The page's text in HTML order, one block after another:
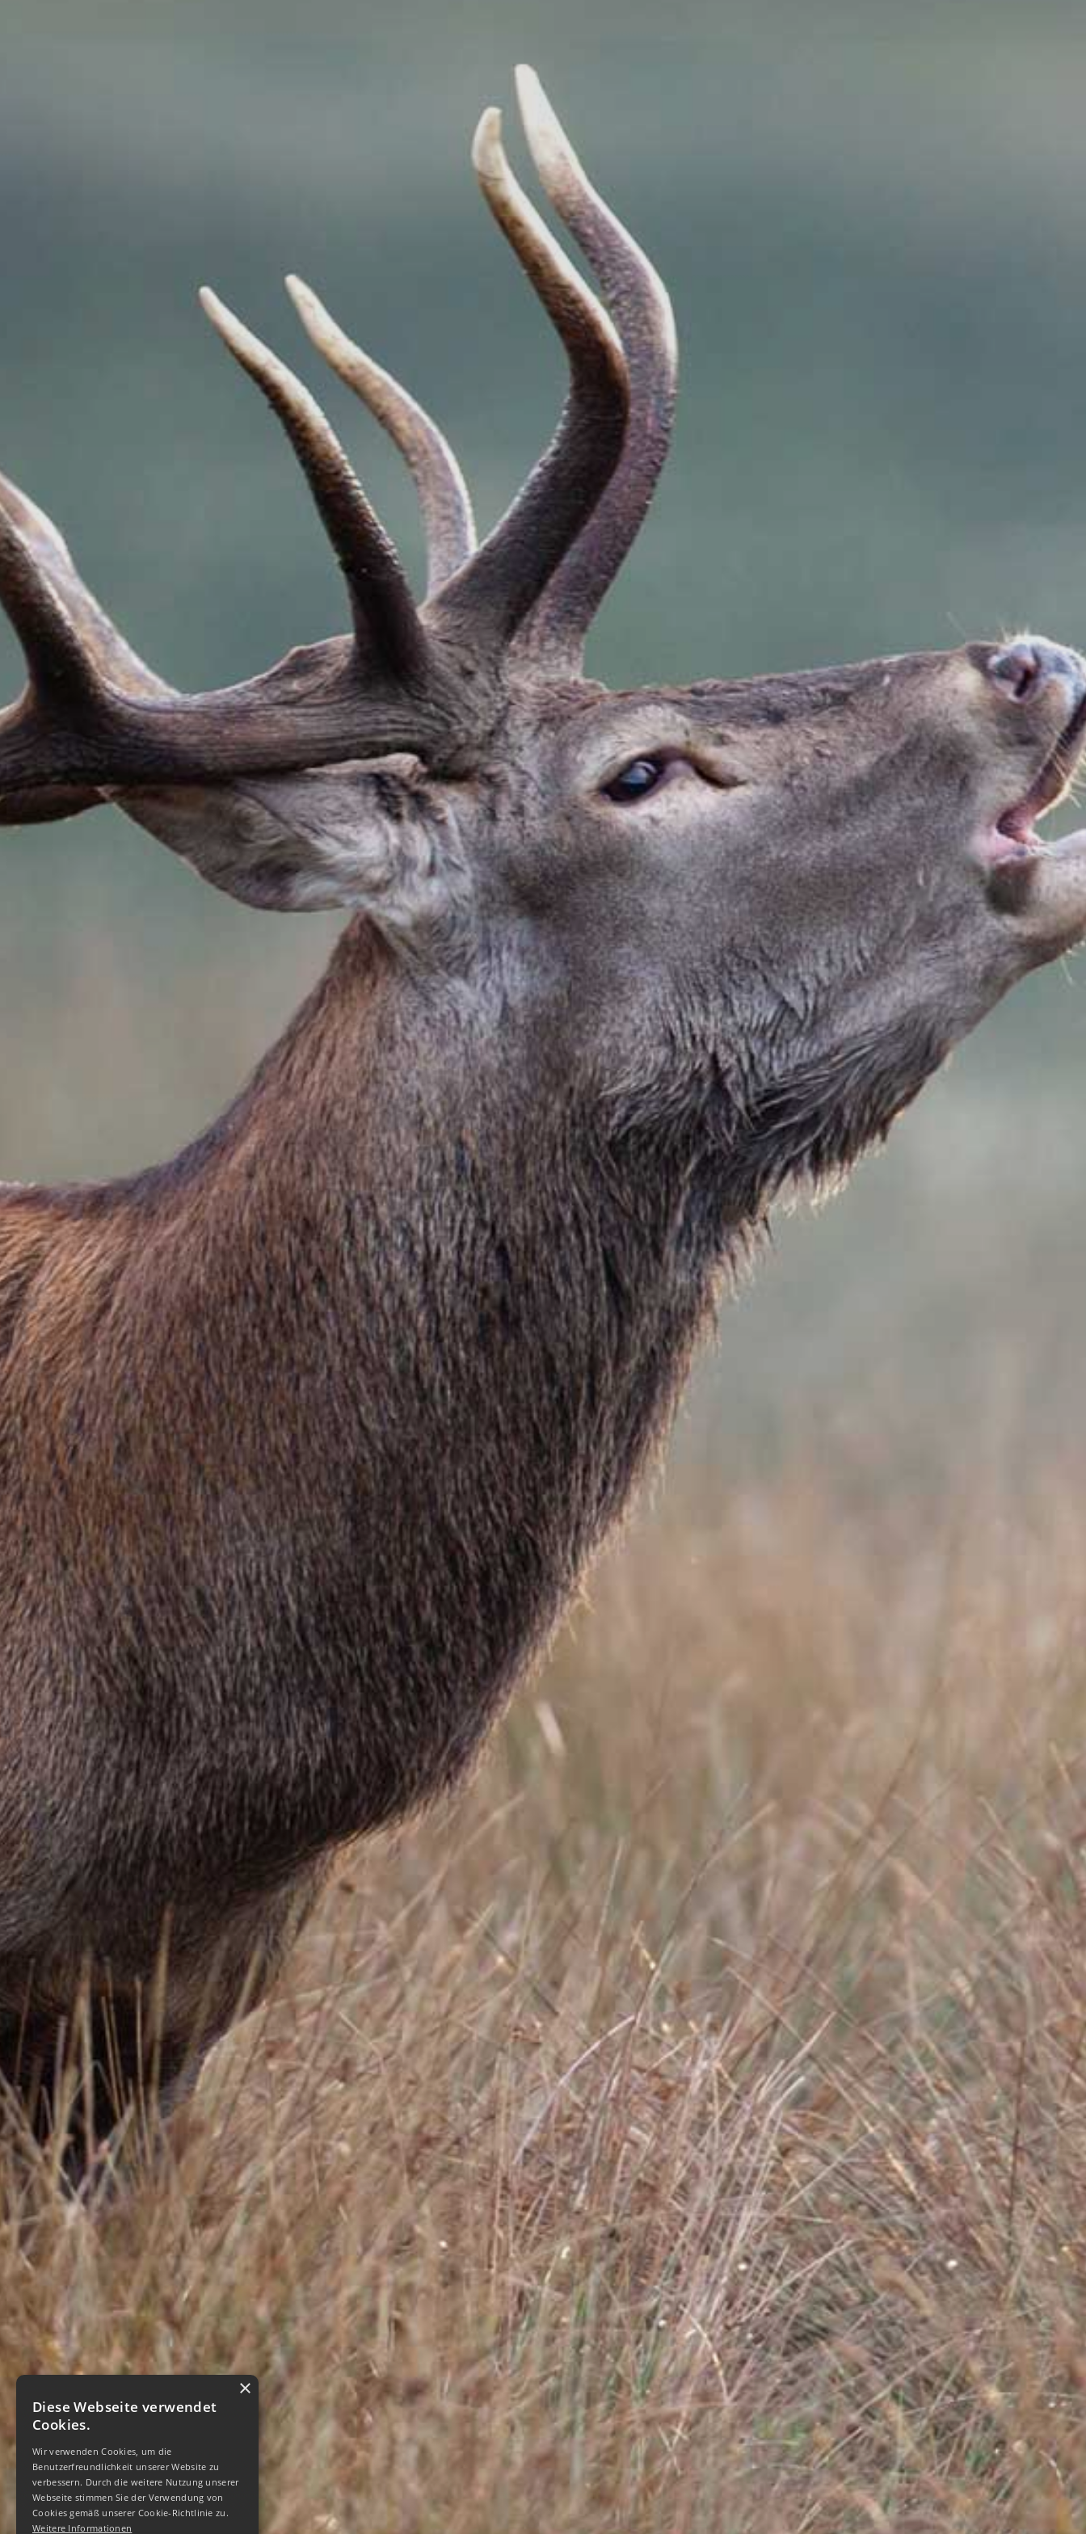
Zum Formular
×
Diese Webseite verwendet
Cookies.
Wir verwenden Cookies, um die
Benutzerfreundlichkeit unserer Website zu
verbessern. Durch die weitere Nutzung unserer
Webseite stimmen Sie der Verwendung von
Cookies gemäß unserer Cookie-Richtlinie zu.
Weitere Informationen